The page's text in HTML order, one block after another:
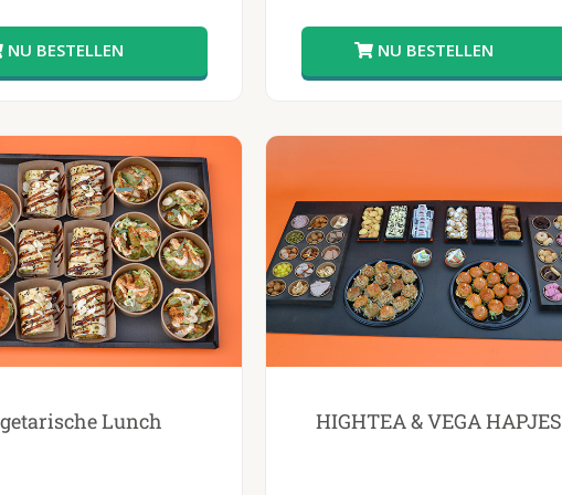
Lunch HIGHTEA & VEGA HAPJES